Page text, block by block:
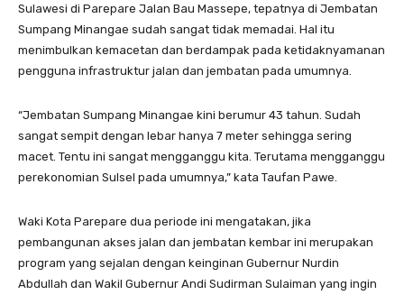
Sulawesi di Parepare Jalan Bau Massepe, tepatnya di Jembatan
Sumpang Minangae sudah sangat tidak memadai. Hal itu
menimbulkan kemacetan dan berdampak pada ketidaknyamanan
pengguna infrastruktur jalan dan jembatan pada umumnya.
“Jembatan Sumpang Minangae kini berumur 43 tahun. Sudah
sangat sempit dengan lebar hanya 7 meter sehingga sering
macet. Tentu ini sangat mengganggu kita. Terutama mengganggu
perekonomian Sulsel pada umumnya,” kata Taufan Pawe.
Waki Kota Parepare dua periode ini mengatakan, jika
pembangunan akses jalan dan jembatan kembar ini merupakan
program yang sejalan dengan keinginan Gubernur Nurdin
Abdullah dan Wakil Gubernur Andi Sudirman Sulaiman yang ingin